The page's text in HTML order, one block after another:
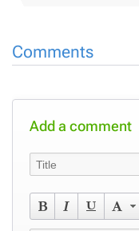
Comments
Add a comment